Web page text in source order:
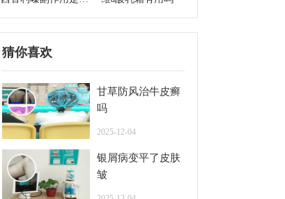
么
猜你喜欢
甘草防风治牛皮癣
吗
2025-12-04
银屑病变平了皮肤
皱